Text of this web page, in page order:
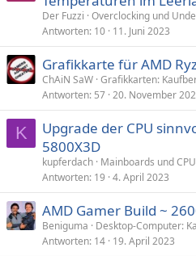
Der Fuzzi Overclocking und
Antworten 10 11. Juni 2023
Grafikkarte für AMD
ChAiN SaW Grafikkarten:
Antworten 57 20. November
K
Upgrade der CPU
5800X3D
kupferdach Mainboards und
Antworten 19 4. April 2023
AMD Gamer Build ~
Beniguma
Desktop-Computer:
Antworten 14 19. April 2023